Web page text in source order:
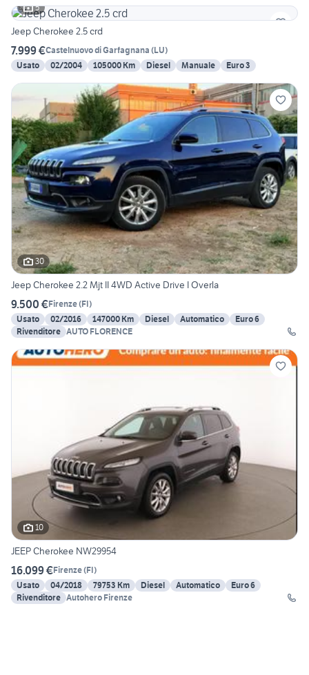
5
Jeep Cherokee 2.5 crd
7.999 €Castelnuovo di Garfagnana (LU)
Usato
02/2004 105000 Km Diesel Manuale Euro 3
30
Jeep Cherokee 2.2 Mjt II 4WD Active Drive I Overla
9.500 €Firenze(FI)
Usato
02/2016 147000 Km Diesel Automatico
Euro 6
Rivenditore AUTO FLORENCE
10
JEEP Cherokee NW29954
16.099 €Firenze(FI)
Usato
04/2018 79753 Km Diesel Automatico
Euro 6
Rivenditore Autohero Firenze